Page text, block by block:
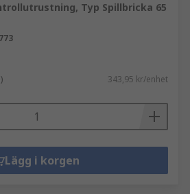
Typ Spillbricka 65
343,95 kr/enhet
Lägg i korgen